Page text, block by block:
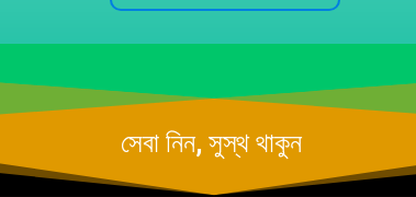
সেবা নিন, সুস্থ থাকুন